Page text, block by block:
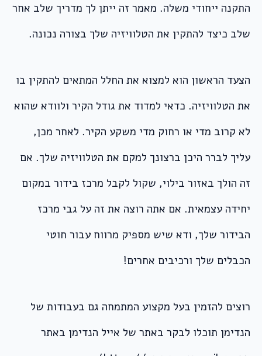
התקנה ייחודי משלה. מאמר זה ייתן לך מדריך שלב אחר
שלב כיצד להתקין את הטלוויזיה שלך בצורה נכונה.
הצעד הראשון הוא למצוא את החלל המתאים להתקין בו
את הטלוויזיה. כדאי למדוד את גודל הקיר ולוודא שהוא
לא קרוב מדי או רחוק מדי משקע הקיר. לאחר מכן,
עליך לברר היכן ברצונך למקם את הטלוויזיה שלך. אם
זה הולך באזור בילוי, שקול לקבל מרכז בידור במקום
יחידה עצמאית. אם אתה רוצה את זה על גבי מרכז
הבידור שלך, ודא שיש מספיק מרווח עבור חוטי
הכבלים שלך ורכיבים אחרים!
רוצים להזמין בעל מקצוע המתמחה גם בעבודות של
הנדימן תוכלו לבקר באתר של אייל הנדימן באתר